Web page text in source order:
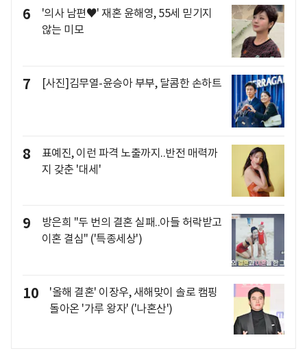
6
'의사 남편♥' 재혼 윤해영, 55세 믿기지
않는 미모
7 [사진]김무열-윤승아 부부, 달콤한 손하트
8
표예진, 이런 파격 노출까지..반전 매력까
지 갖춘 '대세'
9
방은희 "두 번의 결혼 실패..아들 허락받고
이혼 결심" ('특종세상')
10
'올해 결혼' 이장우, 새해맞이 솔로 캠핑
돌아온 '가루 왕자' ('나혼산')